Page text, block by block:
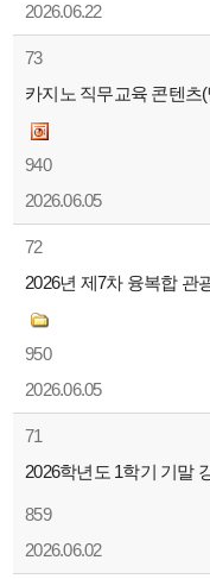
2026.06.22
73
카지노 직무교육 콘텐츠
940
2026.06.05
72
2026년 제7차 융복합 관
950
2026.06.05
71
2026학년도 1학기 기말
859
2026.06.02